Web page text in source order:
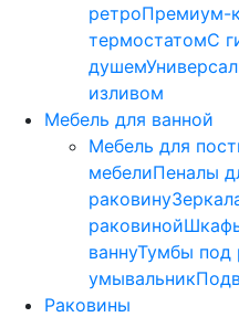
ретроПремиум-
термостатомС
душем
изливом
Мебель для ванной
Мебель для
мебелиПеналы
раковину
раковиной
ваннуТумбы под
умывальник
Раковины